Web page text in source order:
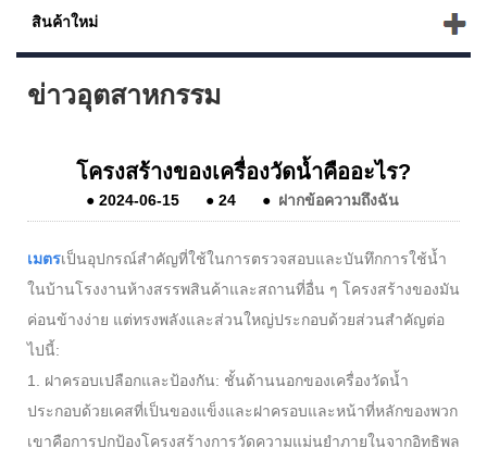
สินค้าใหม่
ข่าวอุตสาหกรรม
โครงสร้างของเครื่องวัดน้ำคืออะไร?
● 2024-06-15 ● 24 ● ฝากข้อความถึงฉัน
เมตรเป็นอุปกรณ์สำคัญที่ใช้ในการตรวจสอบและบันทึกการใช้น้ำ
ในบ้านโรงงานห้างสรรพสินค้าและสถานที่อื่น ๆ โครงสร้างของมัน
ค่อนข้างง่าย แต่ทรงพลังและส่วนใหญ่ประกอบด้วยส่วนสำคัญต่อ
ไปนี้:
1. ฝาครอบเปลือกและป้องกัน: ชั้นด้านนอกของเครื่องวัดน้ำ
ประกอบด้วยเคสที่เป็นของแข็งและฝาครอบและหน้าที่หลักของพวก
เขาคือการปกป้องโครงสร้างการวัดความแม่นยำภายในจากอิทธิพล